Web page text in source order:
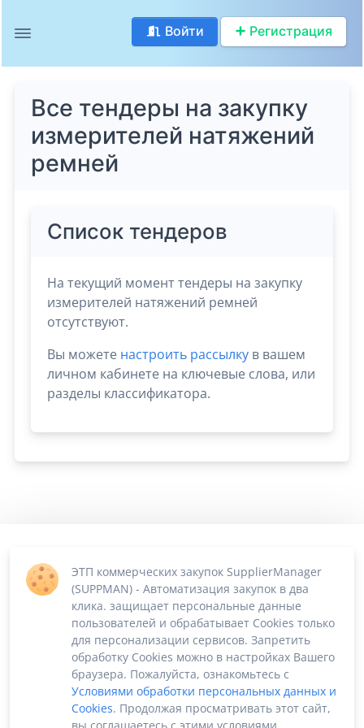
Войти Регистрация
Все тендеры на закупку
измерителей натяжений
ремней
Список тендеров
На текущий момент тендеры на закупку
измерителей натяжений ремней
отсутствуют.
Вы можете настроить рассылку в вашем
личном кабинете на ключевые слова, или
разделы классификатора.
ЭТП коммерческих закупок SupplierManager
(SUPPMAN) - Автоматизация закупок в два
клика. защищает персональные данные
пользователей и обрабатывает Cookies только
для персонализации сервисов. Запретить
обработку Cookies можно в настройках Вашего
браузера. Пожалуйста, ознакомьтесь с
Условиями обработки персональных данных и
Cookies. Продолжая просматривать этот сайт,